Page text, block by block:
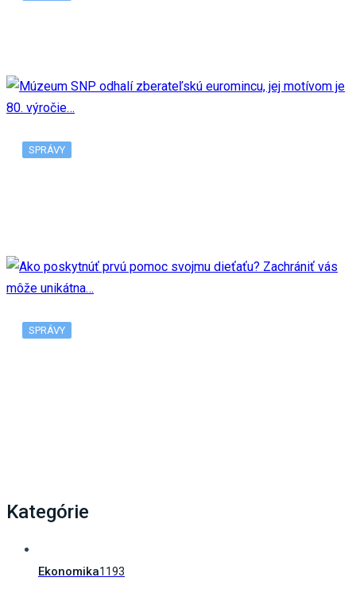
SPRÁVY
SPRÁVY
Kategórie
Ekonomika1193